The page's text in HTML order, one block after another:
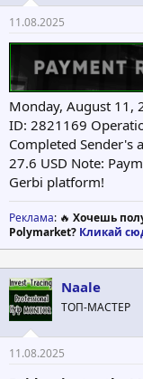
11.08.2025
Monday, August 11,
ID: 2821169
Completed Sender's
27.6 USD Note:
Gerbi platform!
Реклама: 🔥 Хочешь
Polymarket? Кликай
Naale
ТОП-МАСТЕР
11.08.2025